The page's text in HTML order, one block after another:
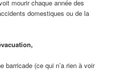
mourir chaque année des
domestiques ou de la
barricade (ce qui n’a rien à voir